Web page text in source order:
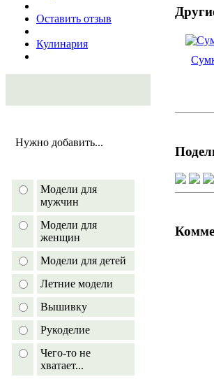
Оставить отзыв
Кулинария
Нужно добавить...
Модели для
мужчин
Модели для
женщин
Модели для детей
Летние модели
Вышивку
Рукоделие
Чего-то не
хватает...